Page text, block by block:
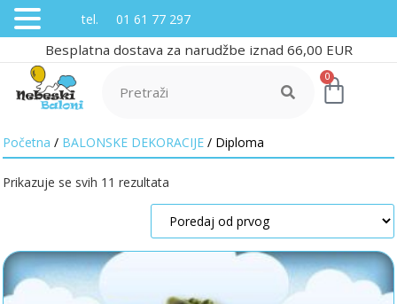
Besplatna dostava za narudžbe iznad 66,00 EUR
0
Početna / BALONSKE DEKORACIJE / Diploma
Prikazuje se svih 11 rezultata
tel. 01 61 77 297